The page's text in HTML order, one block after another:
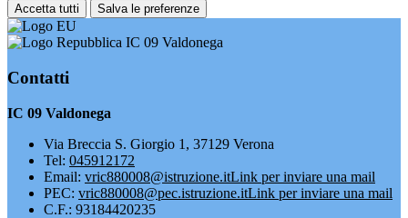
Accetta tutti Salva le preferenze
IC 09 Valdonega
Contatti
IC 09 Valdonega
Via Breccia S. Giorgio 1, 37129 Verona
Tel: 045912172
Email: vric880008@istruzione.itLink per inviare una mail
PEC: vric880008@pec.istruzione.itLink per inviare una mail
C.F.: 93184420235